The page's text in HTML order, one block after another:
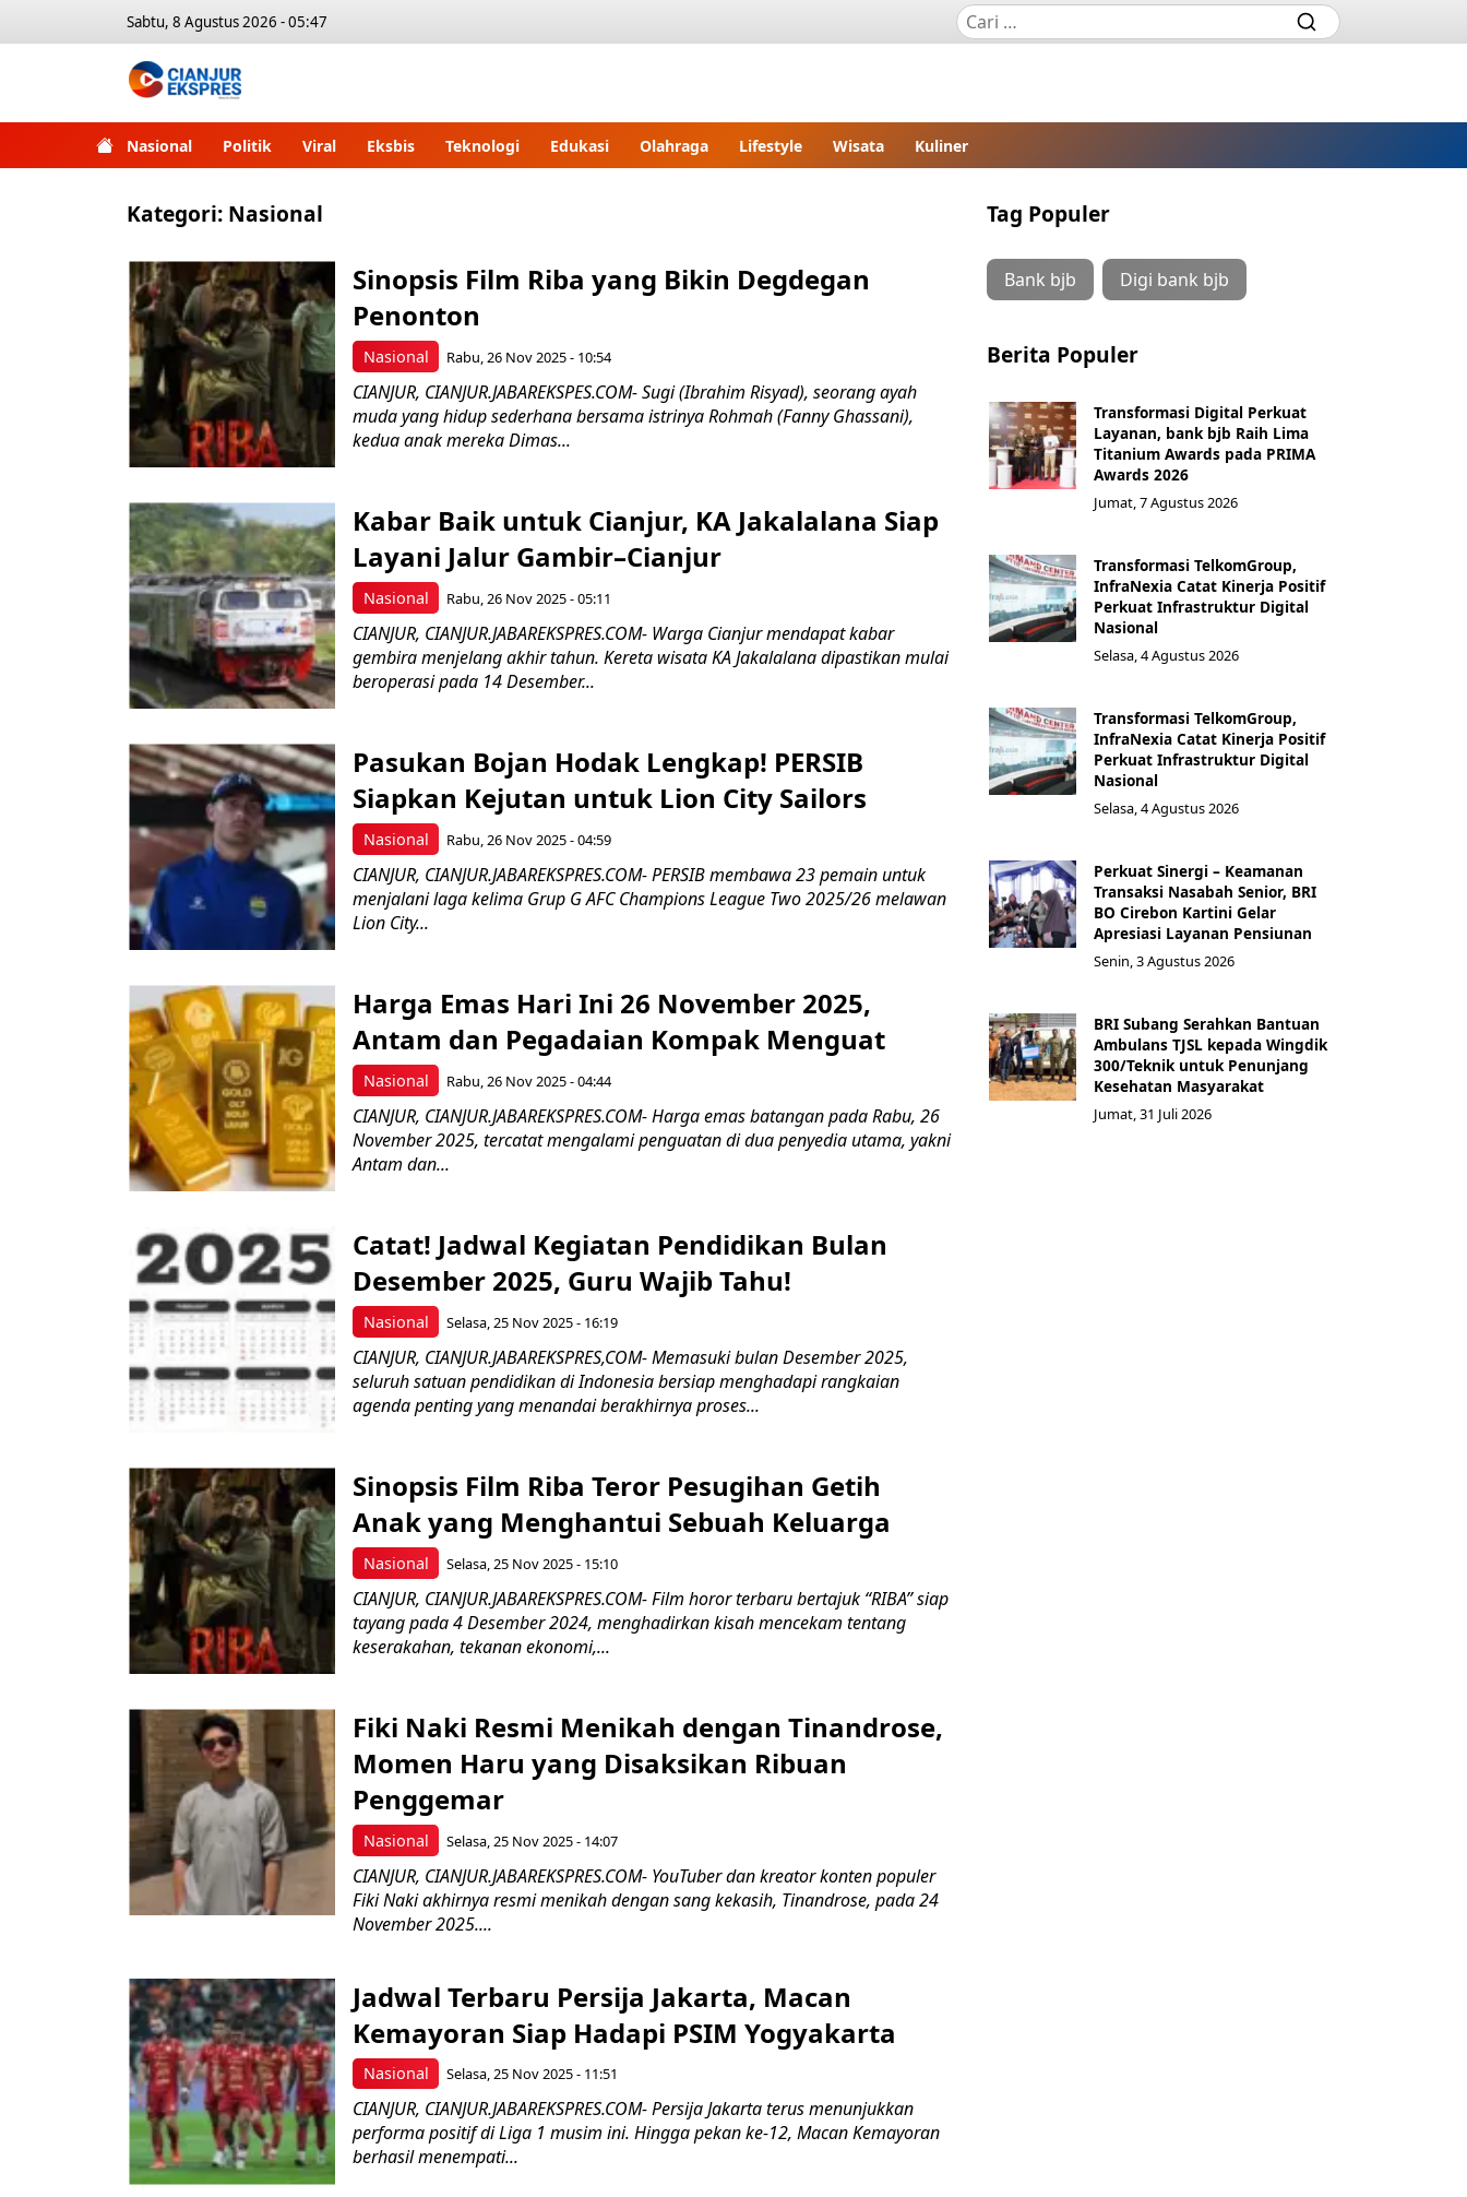
Sabtu, 8 Agustus 2026 - 05:47
Nasional Politik Viral Eksbis Teknologi Edukasi Olahraga Lifestyle Wisata Kuliner
Kategori: Nasional
Nasional
Sinopsis Film Riba yang Bikin Degdegan
Penonton
Rabu, 26 Nov 2025 - 10:54
CIANJUR, CIANJUR.JABAREKSPES.COM- Sugi (Ibrahim Risyad), seorang ayah
muda yang hidup sederhana bersama istrinya Rohmah (Fanny Ghassani),
kedua anak mereka Dimas...
Nasional
Kabar Baik untuk Cianjur, KA Jakalalana Siap
Layani Jalur Gambir–Cianjur
Rabu, 26 Nov 2025 - 05:11
CIANJUR, CIANJUR.JABAREKSPRES.COM- Warga Cianjur mendapat kabar
gembira menjelang akhir tahun. Kereta wisata KA Jakalalana dipastikan mulai
beroperasi pada 14 Desember...
Nasional
Pasukan Bojan Hodak Lengkap! PERSIB
Siapkan Kejutan untuk Lion City Sailors
Rabu, 26 Nov 2025 - 04:59
CIANJUR, CIANJUR.JABAREKSPRES.COM- PERSIB membawa 23 pemain untuk
menjalani laga kelima Grup G AFC Champions League Two 2025/26 melawan
Lion City...
Nasional
Harga Emas Hari Ini 26 November 2025,
Antam dan Pegadaian Kompak Menguat
Rabu, 26 Nov 2025 - 04:44
CIANJUR, CIANJUR.JABAREKSPRES.COM- Harga emas batangan pada Rabu, 26
November 2025, tercatat mengalami penguatan di dua penyedia utama, yakni
Antam dan...
Nasional
Catat! Jadwal Kegiatan Pendidikan Bulan
Desember 2025, Guru Wajib Tahu!
Selasa, 25 Nov 2025 - 16:19
CIANJUR, CIANJUR.JABAREKSPRES,COM- Memasuki bulan Desember 2025,
seluruh satuan pendidikan di Indonesia bersiap menghadapi rangkaian
agenda penting yang menandai berakhirnya proses...
Nasional
Sinopsis Film Riba Teror Pesugihan Getih
Anak yang Menghantui Sebuah Keluarga
Selasa, 25 Nov 2025 - 15:10
CIANJUR, CIANJUR.JABAREKSPRES.COM- Film horor terbaru bertajuk “RIBA” siap
tayang pada 4 Desember 2024, menghadirkan kisah mencekam tentang
keserakahan, tekanan ekonomi,...
Nasional
Fiki Naki Resmi Menikah dengan Tinandrose,
Momen Haru yang Disaksikan Ribuan
Penggemar
Selasa, 25 Nov 2025 - 14:07
CIANJUR, CIANJUR.JABAREKSPRES.COM- YouTuber dan kreator konten populer
Fiki Naki akhirnya resmi menikah dengan sang kekasih, Tinandrose, pada 24
November 2025....
Nasional
Jadwal Terbaru Persija Jakarta, Macan
Kemayoran Siap Hadapi PSIM Yogyakarta
Selasa, 25 Nov 2025 - 11:51
CIANJUR, CIANJUR.JABAREKSPRES.COM- Persija Jakarta terus menunjukkan
performa positif di Liga 1 musim ini. Hingga pekan ke-12, Macan Kemayoran
berhasil menempati...
Tag Populer
Bank bjb Digi bank bjb
Berita Populer
Transformasi Digital Perkuat
Layanan, bank bjb Raih Lima
Titanium Awards pada PRIMA
Awards 2026
Jumat, 7 Agustus 2026
Transformasi TelkomGroup,
InfraNexia Catat Kinerja Positif
Perkuat Infrastruktur Digital
Nasional
Selasa, 4 Agustus 2026
Transformasi TelkomGroup,
InfraNexia Catat Kinerja Positif
Perkuat Infrastruktur Digital
Nasional
Selasa, 4 Agustus 2026
Perkuat Sinergi – Keamanan
Transaksi Nasabah Senior, BRI
BO Cirebon Kartini Gelar
Apresiasi Layanan Pensiunan
Senin, 3 Agustus 2026
BRI Subang Serahkan Bantuan
Ambulans TJSL kepada Wingdik
300/Teknik untuk Penunjang
Kesehatan Masyarakat ​
Jumat, 31 Juli 2026